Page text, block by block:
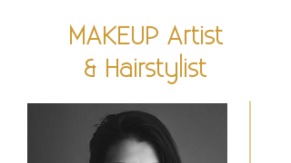
MAKEUP Artist
& Hairstylist